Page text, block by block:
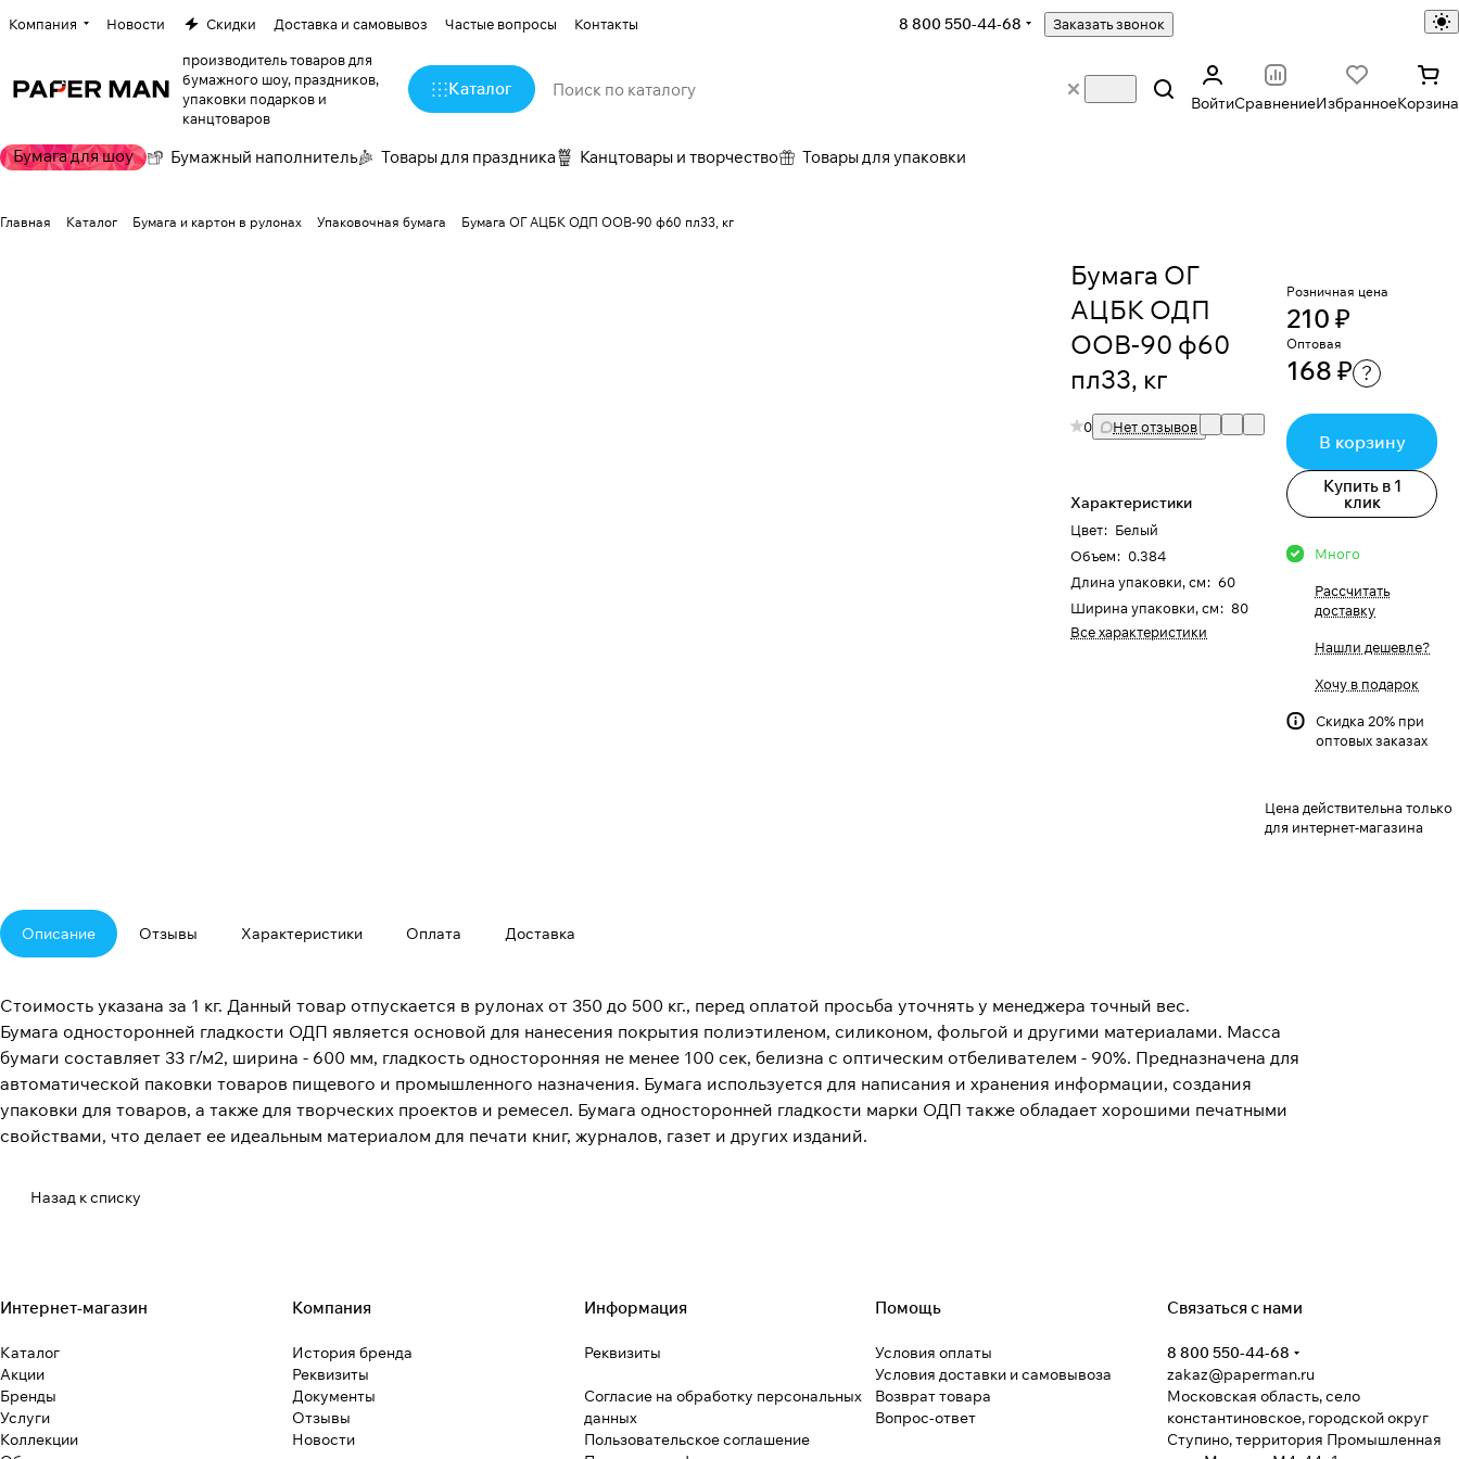
Компания Новости Скидки Доставка и самовывоз Частые вопросы Контакты 8 800 550-44-68 Заказать звонок
производитель товаров для
бумажного шоу, праздников,
упаковки подарков и
канцтоваров
Каталог
ВойтиСравнениеИзбранноеКорзина
Бумага для шоу Бумажный наполнитель Товары для праздника Канцтовары и творчество Товары для упаковки
Главная Каталог Бумага и картон в рулонах Упаковочная бумага Бумага ОГ АЦБК ОДП ООВ-90 ф60 пл33, кг
Бумага ОГ
АЦБК ОДП
ООВ-90 ф60
пл33, кг
0 Нет отзывов
Характеристики
Цвет: Белый
Объем: 0.384
Длина упаковки, см: 60
Ширина упаковки, см: 80
Все характеристики
Розничная цена
210 ₽
Оптовая
168 ₽ ?
В корзину
Купить в 1
клик
Много
Рассчитать
доставку
Нашли дешевле?
Хочу в подарок
Скидка 20% при
оптовых заказах
Цена действительна только
для интернет-магазина
Описание Отзывы Характеристики Оплата Доставка
Стоимость указана за 1 кг. Данный товар отпускается в рулонах от 350 до 500 кг., перед оплатой просьба уточнять у менеджера точный вес.
Бумага односторонней гладкости ОДП является основой для нанесения покрытия полиэтиленом, силиконом, фольгой и другими материалами. Масса
бумаги составляет 33 г/м2, ширина - 600 мм, гладкость односторонняя не менее 100 сек, белизна с оптическим отбеливателем - 90%. Предназначена для
автоматической паковки товаров пищевого и промышленного назначения. Бумага используется для написания и хранения информации, создания
упаковки для товаров, а также для творческих проектов и ремесел. Бумага односторонней гладкости марки ОДП также обладает хорошими печатными
свойствами, что делает ее идеальным материалом для печати книг, журналов, газет и других изданий.
Назад к списку
Интернет-магазин
Каталог
Акции
Бренды
Услуги
Коллекции
Компания
История бренда
Реквизиты
Документы
Отзывы
Новости
Информация
Реквизиты
Согласие на обработку персональных
данных
Пользовательское соглашение
Помощь
Условия оплаты
Условия доставки и самовывоза
Возврат товара
Вопрос-ответ
Связаться с нами
8 800 550-44-68
zakaz@paperman.ru
Московская область, село
константиновское, городской округ
Ступино, территория Промышленная